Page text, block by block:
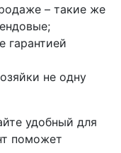
– такие же
гарантией
не одну
удобный для
поможет